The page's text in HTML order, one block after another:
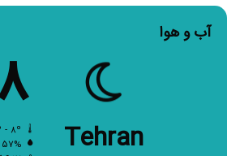
آب و هوا
Tehran
آسمان صاف
۸
۵۷%
۶.۱۷ کیلومتر/ساعت